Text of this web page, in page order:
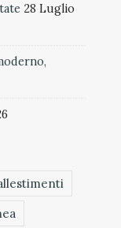
28 Luglio